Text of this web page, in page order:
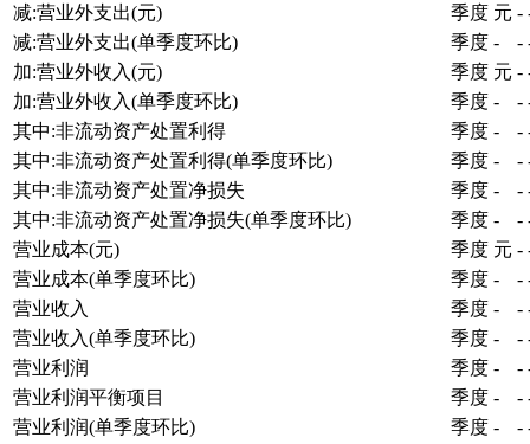
减:营业外支出(元)
季度 元 -
减:营业外支出(单季度环比)
季度 - -
加:营业外收入(元)
季度 元 -
加:营业外收入(单季度环比)
季度 - -
其中:非流动资产处置利得
季度 - -
其中:非流动资产处置利得(单季度环比)
季度 - -
其中:非流动资产处置净损失
季度 - -
其中:非流动资产处置净损失(单季度环比)
季度 - -
营业成本(元)
季度 元 -
营业成本(单季度环比)
季度 - -
营业收入
季度 - -
营业收入(单季度环比)
季度 - -
营业利润
季度 - -
营业利润平衡项目
季度 - -
营业利润(单季度环比)
季度 - -